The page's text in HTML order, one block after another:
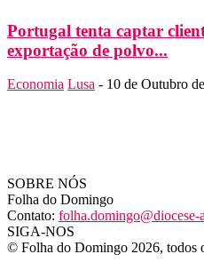
Portugal tenta captar
exportação de polvo...
Economia Lusa - 10 de Outubro
SOBRE NÓS
Folha do Domingo
Contato: folha.domingo@diocese-
SIGA-NOS
© Folha do Domingo 2026, todos